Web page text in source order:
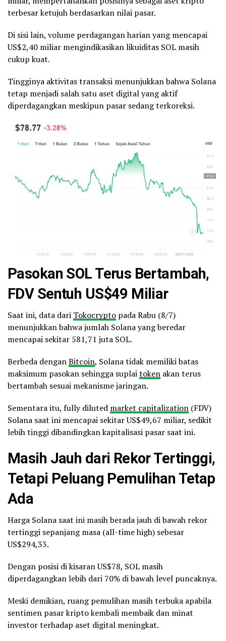
terbesar ketujuh berdasarkan nilai pasar.
Di sisi lain, volume perdagangan harian yang mencapai
US$2,40 miliar mengindikasikan likuiditas SOL masih
cukup kuat.
Tingginya aktivitas transaksi menunjukkan bahwa Solana
tetap menjadi salah satu aset digital yang aktif
diperdagangkan meskipun pasar sedang terkoreksi.
Pasokan SOL Terus Bertambah,
FDV Sentuh US$49 Miliar
Saat ini, data dari Tokocrypto pada Rabu (8/7)
menunjukkan bahwa jumlah Solana yang beredar
mencapai sekitar 581,71 juta SOL.
Berbeda denganBitcoin, Solana tidak memiliki batas
maksimum pasokan sehingga suplaitoken akan terus
bertambah sesuai mekanisme jaringan.
Sementara itu, fully diluted market capitalization (FDV)
Solana saat ini mencapai sekitar US$49,67 miliar, sedikit
lebih tinggi dibandingkan kapitalisasi pasar saat ini.
Masih Jauh dari Rekor Tertinggi,
Tetapi Peluang Pemulihan Tetap
Ada
Harga Solana saat ini masih berada jauh di bawah rekor
tertinggi sepanjang masa (all-time high) sebesar
US$294,33.
Dengan posisi di kisaran US$78, SOL masih
diperdagangkan lebih dari 70% di bawah level puncaknya.
Meski demikian, ruang pemulihan masih terbuka apabila
sentimen pasar kripto kembali membaik dan minat
investor terhadap aset digital meningkat.